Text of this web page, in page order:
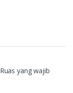
Ruas yang wajib